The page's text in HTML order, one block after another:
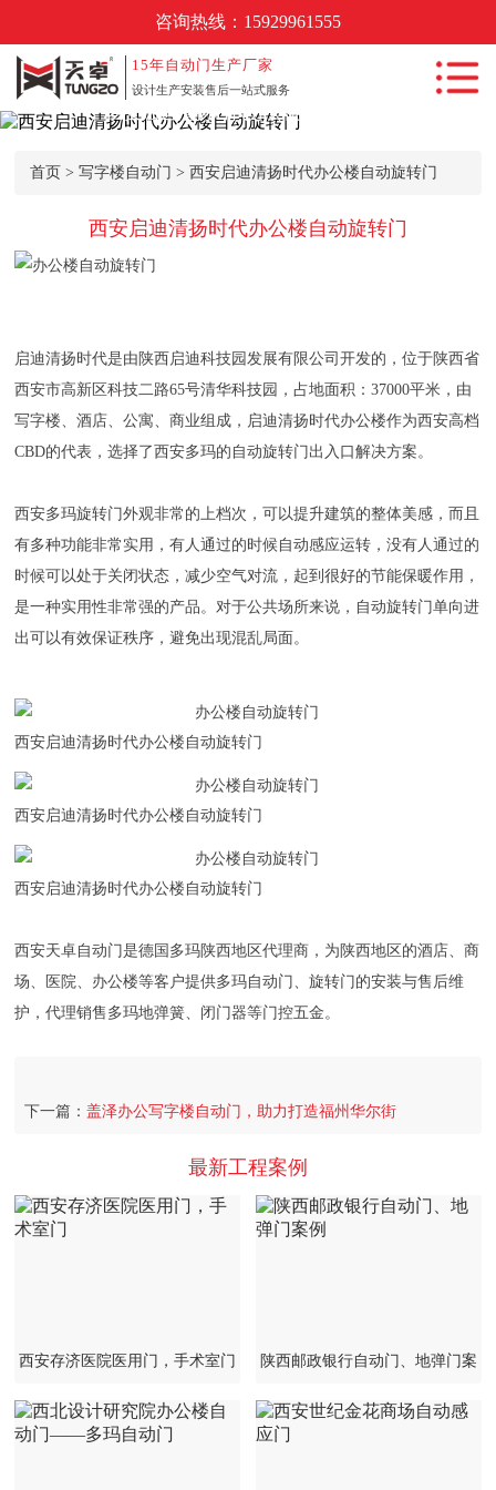
咨询热线： 15929961555
15年自动门生产厂家
设计生产安装售后一站式服务
首页
自动门产品中
心
自动门工程案
新闻动态
关于我们
联系我们
​西安启迪清扬时代办公楼自动旋转门
首页 > 写字楼自动门 > ​西安启迪清扬时代办公楼自动旋转门
​西安启迪清扬时代办公楼自动旋转门
启迪清扬时代是由陕西启迪科技园发展有限公司开发的，位于陕西省
西安市高新区科技二路65号清华科技园，占地面积：37000平米，由
写字楼、酒店、公寓、商业组成，启迪清扬时代办公楼作为西安高档
CBD的代表，选择了西安多玛的自动旋转门出入口解决方案。
西安多玛旋转门外观非常的上档次，可以提升建筑的整体美感，而且
有多种功能非常实用，有人通过的时候自动感应运转，没有人通过的
时候可以处于关闭状态，减少空气对流，起到很好的节能保暖作用，
是一种实用性非常强的产品。对于公共场所来说，自动旋转门单向进
出可以有效保证秩序，避免出现混乱局面。
​西安启迪清扬时代办公楼自动旋转门
​西安启迪清扬时代办公楼自动旋转门
​西安启迪清扬时代办公楼自动旋转门
西安天卓自动门是德国多玛陕西地区代理商，为陕西地区的酒店、商
场、医院、办公楼等客户提供多玛自动门、旋转门的安装与售后维
护，代理销售多玛地弹簧、闭门器等门控五金。
下一篇：盖泽办公写字楼自动门，助力打造福州华尔街
最新工程案例
西安存济医院医用门，手术室门 陕西邮政银行自动门、地弹门案
例